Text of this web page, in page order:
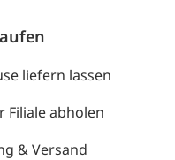
liefern lassen
Filiale abholen
& Versand